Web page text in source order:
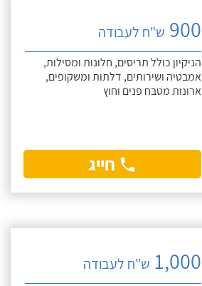
900 ש"ח לעבודה
הניקיון כולל תריסים, חלונות ומסילות,
אמבטיה ושירותים, דלתות ומשקופים,
ארונות מטבח פנים וחוץ
חייג
1,000 ש"ח לעבודה